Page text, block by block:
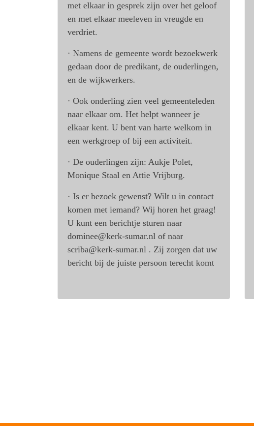
met elkaar in gesprek zijn over het geloof
en met elkaar meeleven in vreugde en
verdriet.
· Namens de gemeente wordt bezoekwerk
gedaan door de predikant, de ouderlingen,
en de wijkwerkers.
· Ook onderling zien veel gemeenteleden
naar elkaar om. Het helpt wanneer je
elkaar kent. U bent van harte welkom in
een werkgroep of bij een activiteit.
· De ouderlingen zijn: Aukje Polet,
Monique Staal en Attie Vrijburg.
· Is er bezoek gewenst? Wilt u in contact
komen met iemand? Wij horen het graag!
U kunt een berichtje sturen naar
dominee@kerk-sumar.nl of naar
scriba@kerk-sumar.nl . Zij zorgen dat uw
bericht bij de juiste persoon terecht komt